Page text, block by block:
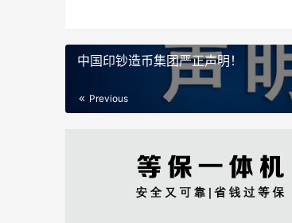
中国印钞造币集团严正声明！
Previous